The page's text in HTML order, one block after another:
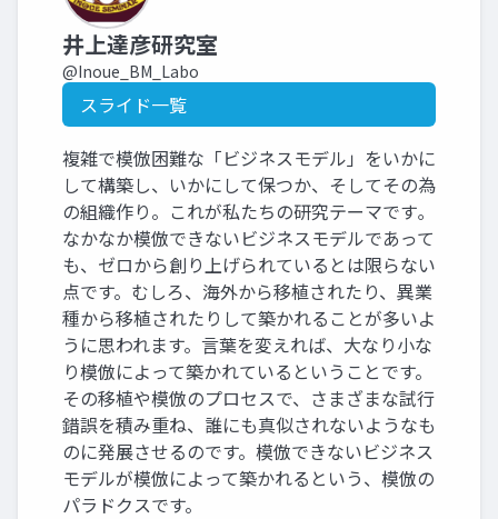
井上達彦研究室
@Inoue_BM_Labo
スライド一覧
複雑で模倣困難な「ビジネスモデル」をいかに
して構築し、いかにして保つか、そしてその為
の組織作り。これが私たちの研究テーマです｡
なかなか模倣できないビジネスモデルであって
も、ゼロから創り上げられているとは限らない
点です。むしろ、海外から移植されたり、異業
種から移植されたりして築かれることが多いよ
うに思われます。言葉を変えれば、大なり小な
り模倣によって築かれているということです。
その移植や模倣のプロセスで、さまざまな試行
錯誤を積み重ね、誰にも真似されないようなも
のに発展させるのです。模倣できないビジネス
モデルが模倣によって築かれるという、模倣の
パラドクスです。